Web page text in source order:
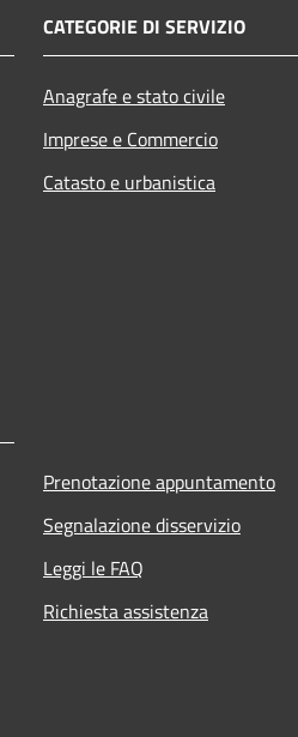
CATEGORIE DI SERVIZIO
Anagrafe e stato civile
Imprese e Commercio
Catasto e urbanistica
Prenotazione appuntamento
Segnalazione disservizio
Leggi le FAQ
Richiesta assistenza